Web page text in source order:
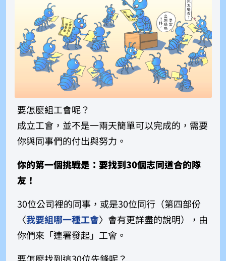
要怎麼組工會呢？
成立工會，並不是一兩天簡單可以完成的，需要
你與同事們的付出與努力。
你的第一個挑戰是：要找到30個志同道合的隊
友！
30位公司裡的同事，或是30位同行（第四部份
〈我要組哪一種工會〉 會有更詳盡的說明），由
你們來「連署發起」工會。